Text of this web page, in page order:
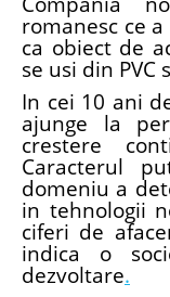
romanesc ce
ca obiect de
se usi din PVC
In cei 10 ani
ajunge la
crestere
Caracterul
domeniu a
in tehnologii
ciferi de
indica o
dezvoltare.